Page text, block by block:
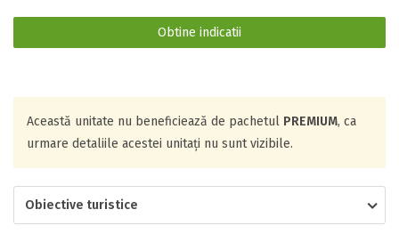
Obtine indicatii
Această unitate nu beneficiează de pachetul PREMIUM, ca
urmare detaliile acestei unitați nu sunt vizibile.
Obiective turistice